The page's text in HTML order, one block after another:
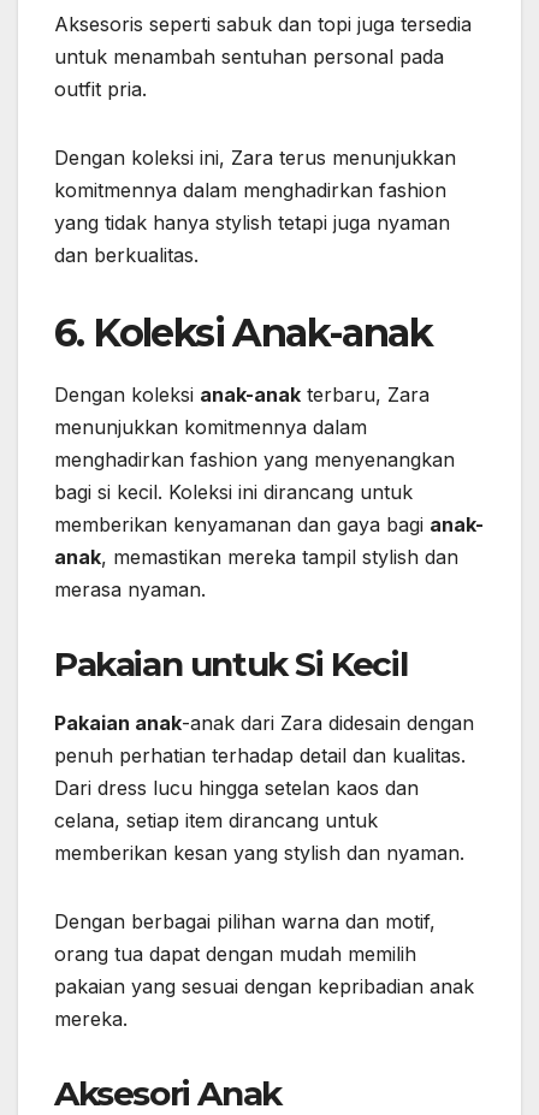
Aksesoris seperti sabuk dan topi juga tersedia
untuk menambah sentuhan personal pada
outfit pria.
Dengan koleksi ini, Zara terus menunjukkan
komitmennya dalam menghadirkan fashion
yang tidak hanya stylish tetapi juga nyaman
dan berkualitas.
6. Koleksi Anak-anak
Dengan koleksi anak-anak terbaru, Zara
menunjukkan komitmennya dalam
menghadirkan fashion yang menyenangkan
bagi si kecil. Koleksi ini dirancang untuk
memberikan kenyamanan dan gaya bagi anak-
anak, memastikan mereka tampil stylish dan
merasa nyaman.
Pakaian untuk Si Kecil
Pakaian anak-anak dari Zara didesain dengan
penuh perhatian terhadap detail dan kualitas.
Dari dress lucu hingga setelan kaos dan
celana, setiap item dirancang untuk
memberikan kesan yang stylish dan nyaman.
Dengan berbagai pilihan warna dan motif,
orang tua dapat dengan mudah memilih
pakaian yang sesuai dengan kepribadian anak
mereka.
Aksesori Anak